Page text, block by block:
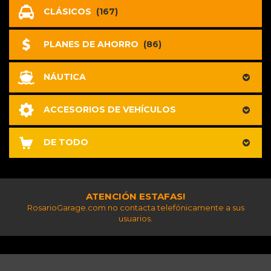
CLÁSICOS (167)
PLANES DE AHORRO (86)
NÁUTICA
ACCESORIOS DE VEHÍCULOS
DE TODO
ATENCIÓN ESTAFAS!
RosarioGarage.com no contacta telefónicamente a sus
usuarios.